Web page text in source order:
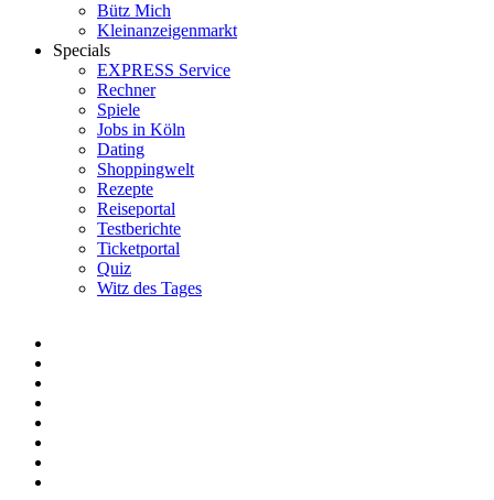
Bütz Mich
Kleinanzeigenmarkt
Specials
EXPRESS Service
Rechner
Spiele
Jobs in Köln
Dating
Shoppingwelt
Rezepte
Reiseportal
Testberichte
Ticketportal
Quiz
Witz des Tages